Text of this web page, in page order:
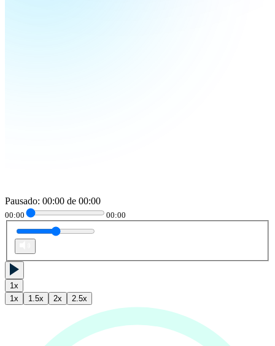
Pausado: 00:00 de 00:00
00:00 00:00
1x
1x 1.5x 2x 2.5x